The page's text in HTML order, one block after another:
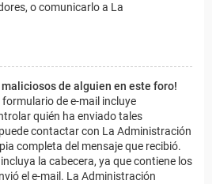
o comunicarlo a La
maliciosos de alguien en este foro!
de e-mail incluye
quién ha enviado tales
contactar con La Administración
completa del mensaje que recibió.
la cabecera, ya que contiene los
el e-mail. La Administración